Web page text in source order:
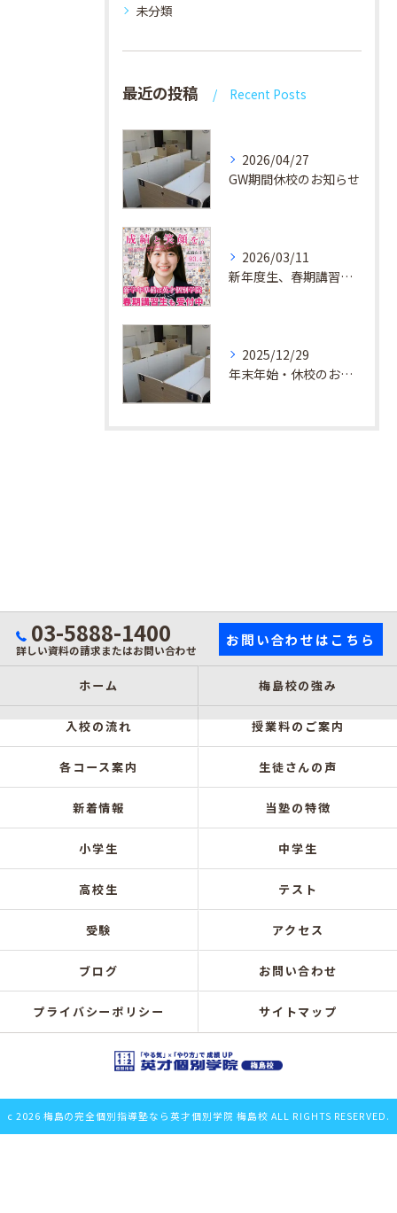
未分類
最近の投稿 Recent Posts
2026/04/27
GW期間休校のお知らせ
2026/03/11
新年度生、春期講習生 受付中！
2025/12/29
年末年始・休校のお知らせ
03-5888-1400
詳しい資料の請求またはお問い合わせ
お問い合わせはこちら
ホーム 梅島校の強み
入校の流れ 授業料のご案内
各コース案内 生徒さんの声
新着情報 当塾の特徴
小学生 中学生
高校生 テスト
受験 アクセス
ブログ お問い合わせ
プライバシーポリシー サイトマップ
c 2026 梅島の完全個別指導塾なら英才個別学院 梅島校 ALL RIGHTS RESERVED.